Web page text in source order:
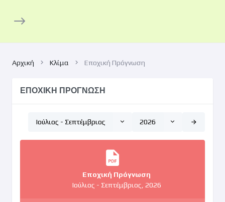
Αρχική Κλίμα Εποχική Πρόγνωση
ΕΠΟΧΙΚΗ ΠΡΟΓΝΩΣΗ
Ιούλιος - Σεπτέμβριος 2026
Εποχική Πρόγνωση
Ιούλιος - Σεπτέμβριος, 2026